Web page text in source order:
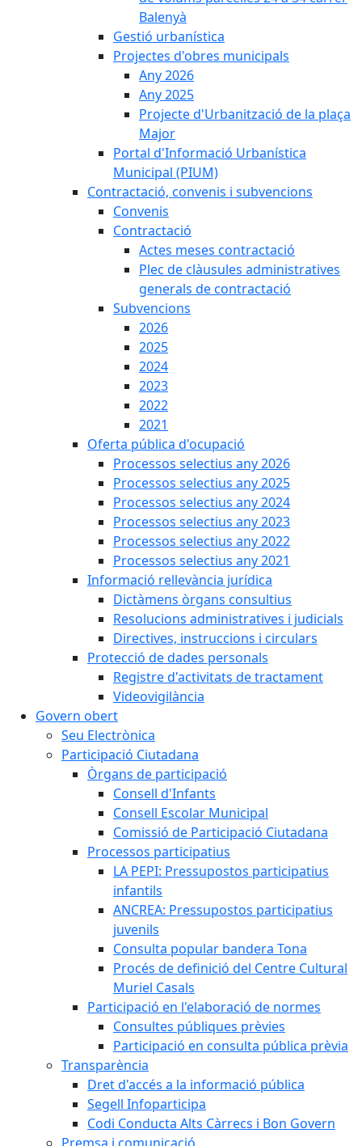
Balenyà
Gestió urbanística
Projectes d'obres municipals
Any 2026
Any 2025
Projecte d'Urbanització de la plaça
Major
Portal d'Informació Urbanística
Municipal (PIUM)
Contractació, convenis i subvencions
Convenis
Contractació
Actes meses contractació
Plec de clàusules administratives
generals de contractació
Subvencions
2026
2025
2024
2023
2022
2021
Oferta pública d'ocupació
Processos selectius any 2026
Processos selectius any 2025
Processos selectius any 2024
Processos selectius any 2023
Processos selectius any 2022
Processos selectius any 2021
Informació rellevància jurídica
Dictàmens òrgans consultius
Resolucions administratives i judicials
Directives, instruccions i circulars
Protecció de dades personals
Registre d'activitats de tractament
Videovigilància
Govern obert
Seu Electrònica
Participació Ciutadana
Òrgans de participació
Consell d'Infants
Consell Escolar Municipal
Comissió de Participació Ciutadana
Processos participatius
LA PEPI: Pressupostos participatius
infantils
ANCREA: Pressupostos participatius
juvenils
Consulta popular bandera Tona
Procés de definició del Centre Cultural
Muriel Casals
Participació en l'elaboració de normes
Consultes públiques prèvies
Participació en consulta pública prèvia
Transparència
Dret d'accés a la informació pública
Segell Infoparticipa
Codi Conducta Alts Càrrecs i Bon Govern